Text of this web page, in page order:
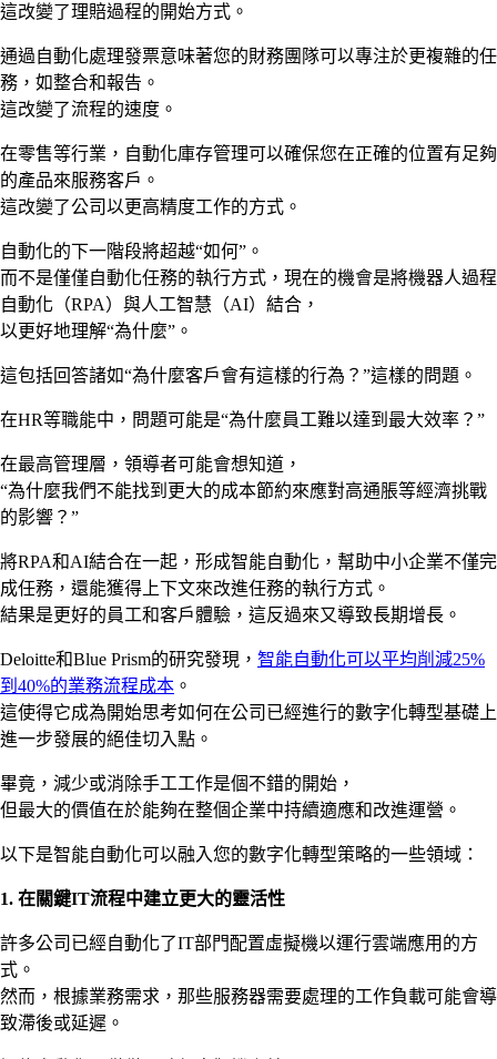
這改變了理賠過程的開始方式。
通過自動化處理發票意味著您的財務團隊可以專注於更複雜的任
務，如整合和報告。
這改變了流程的速度。
在零售等行業，自動化庫存管理可以確保您在正確的位置有足夠
的產品來服務客戶。
這改變了公司以更高精度工作的方式。
自動化的下一階段將超越“如何”。
而不是僅僅自動化任務的執行方式，現在的機會是將機器人過程
自動化（RPA）與人工智慧（AI）結合，
以更好地理解“為什麼”。
這包括回答諸如“為什麼客戶會有這樣的行為？”這樣的問題。
在HR等職能中，問題可能是“為什麼員工難以達到最大效率？”
在最高管理層，領導者可能會想知道，
“為什麼我們不能找到更大的成本節約來應對高通脹等經濟挑戰
的影響？”
將RPA和AI結合在一起，形成智能自動化，幫助中小企業不僅完
成任務，還能獲得上下文來改進任務的執行方式。
結果是更好的員工和客戶體驗，這反過來又導致長期增長。
Deloitte和Blue Prism的研究發現， 智能自動化可以平均削減25%
到40%的業務流程成本 。
這使得它成為開始思考如何在公司已經進行的數字化轉型基礎上
進一步發展的絕佳切入點。
畢竟，減少或消除手工工作是個不錯的開始，
但最大的價值在於能夠在整個企業中持續適應和改進運營。
以下是智能自動化可以融入您的數字化轉型策略的一些領域：
1. 在關鍵IT流程中建立更大的靈活性
許多公司已經自動化了IT部門配置虛擬機以運行雲端應用的方
式。
然而，根據業務需求，那些服務器需要處理的工作負載可能會導
致滯後或延遲。